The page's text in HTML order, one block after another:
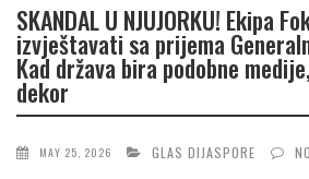
SKANDAL U NJUJORKU! Ekipa
izvještavati sa prijema
Kad država bira podobne
dekor
MAY 25, 2026 GLAS DIJASPORE